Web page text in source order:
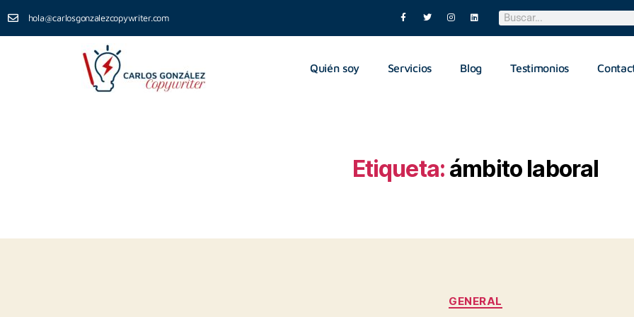
hola@carlosgonzalezcopywriter.com
Quién soy Servicios Blog Testimonios
Etiqueta: ámbito laboral
GENERAL